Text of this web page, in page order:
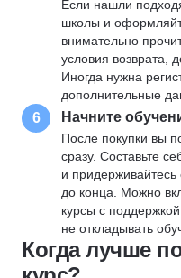
Если нашли
школы и
внимательно
условия возврата,
Иногда нужна
дополнительные
6 Начните
После покупки вы
сразу. Составьте
и
до конца. Можно
курсы с
не откладывать
Когда лучше